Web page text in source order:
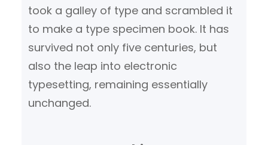
took a galley of type and scrambled it
to make a type specimen book. It has
survived not only five centuries, but
also the leap into electronic
typesetting, remaining essentially
unchanged.